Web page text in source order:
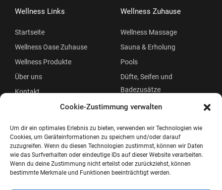
Cookie-Zustimmung verwalten
Um dir ein optimales Erlebnis zu bieten, verwenden wir Technologien wie
Cookies, um Geräteinformationen zu speichern und/oder darauf
zuzugreifen. Wenn du diesen Technologien zustimmst, können wir Daten
wie das Surfverhalten oder eindeutige IDs auf dieser Website verarbeiten.
Wenn du deine Zustimmung nicht erteilst oder zurückziehst, können
bestimmte Merkmale und Funktionen beeinträchtigt werden.
Wellness Links
Startseite
Wellness Oase Zuhause
Wellness Produkte
Über uns
Kontakt
Wellness Zuhause
Wellness Massage
Sauna & Erholung
Pools
Düfte, Seifen und
Badezusätze
Beauty